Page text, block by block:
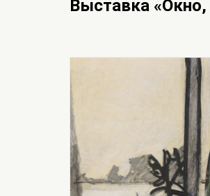
Выставка